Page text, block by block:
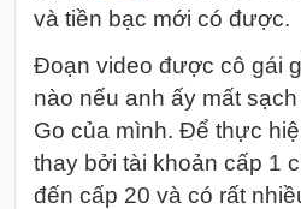
và tiền bạc mới có được.
Đoạn video được cô gái
nào nếu anh ấy mất
Go của mình. Để thực
thay bởi tài khoản cấp 1
đến cấp 20 và có rất